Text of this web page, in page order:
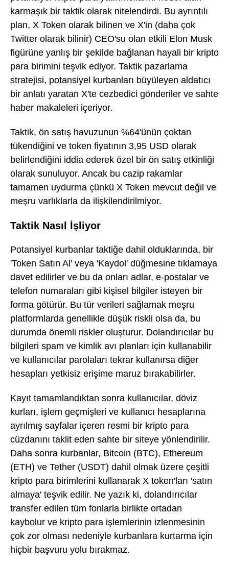
karmaşık bir taktik olarak nitelendirdi. Bu ayrıntılı
plan, X Token olarak bilinen ve X'in (daha çok
Twitter olarak bilinir) CEO'su olan etkili Elon Musk
figürüne yanlış bir şekilde bağlanan hayali bir kripto
para birimini teşvik ediyor. Taktik pazarlama
stratejisi, potansiyel kurbanları büyüleyen aldatıcı
bir anlatı yaratan X'te cezbedici gönderiler ve sahte
haber makaleleri içeriyor.
Taktik, ön satış havuzunun %64'ünün çoktan
tükendiğini ve token fiyatının 3,95 USD olarak
belirlendiğini iddia ederek özel bir ön satış etkinliği
olarak sunuluyor. Ancak bu cazip rakamlar
tamamen uydurma çünkü X Token mevcut değil ve
meşru varlıklarla da ilişkilendirilmiyor.
Taktik Nasıl İşliyor
Potansiyel kurbanlar taktiğe dahil olduklarında, bir
'Token Satın Al' veya 'Kaydol' düğmesine tıklamaya
davet edilirler ve bu da onları adlar, e-postalar ve
telefon numaraları gibi kişisel bilgiler isteyen bir
forma götürür. Bu tür verileri sağlamak meşru
platformlarda genellikle düşük riskli olsa da, bu
durumda önemli riskler oluşturur. Dolandırıcılar bu
bilgileri spam ve kimlik avı planları için kullanabilir
ve kullanıcılar parolaları tekrar kullanırsa diğer
hesapları yetkisiz erişime maruz bırakabilirler.
Kayıt tamamlandıktan sonra kullanıcılar, döviz
kurları, işlem geçmişleri ve kullanıcı hesaplarına
ayrılmış sayfalar içeren resmi bir kripto para
cüzdanını taklit eden sahte bir siteye yönlendirilir.
Daha sonra kurbanlar, Bitcoin (BTC), Ethereum
(ETH) ve Tether (USDT) dahil olmak üzere çeşitli
kripto para birimlerini kullanarak X token'ları 'satın
almaya' teşvik edilir. Ne yazık ki, dolandırıcılar
transfer edilen tüm fonlarla birlikte ortadan
kaybolur ve kripto para işlemlerinin izlenmesinin
çok zor olması nedeniyle kurbanlara kurtarma için
hiçbir başvuru yolu bırakmaz.